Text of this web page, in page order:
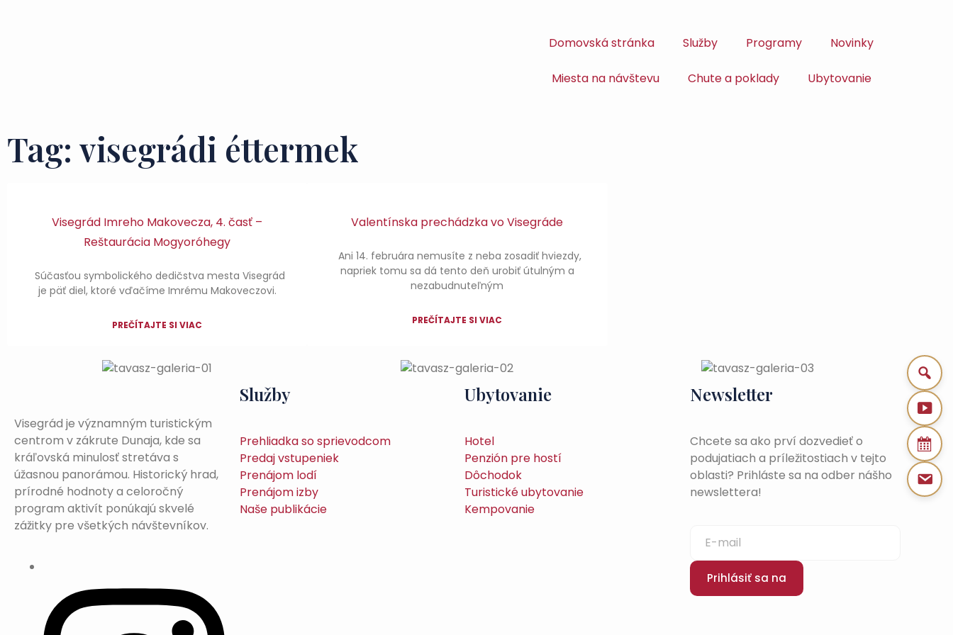
Domovská stránka Služby Programy Novinky
Miesta na návštevu Chute a poklady Ubytovanie
Tag: visegrádi éttermek
Visegrád Imreho Makovecza, 4. časť –
Reštaurácia Mogyoróhegy
Súčasťou symbolického dedičstva mesta Visegrád
je päť diel, ktoré vďačíme Imrému Makoveczovi.
PREČÍTAJTE SI VIAC
Valentínska prechádzka vo Visegráde
Ani 14. februára nemusíte z neba zosadiť hviezdy,
napriek tomu sa dá tento deň urobiť útulným a
nezabudnuteľným
PREČÍTAJTE SI VIAC
Visegrád je významným turistickým
centrom v zákrute Dunaja, kde sa
kráľovská minulosť stretáva s
úžasnou panorámou. Historický hrad,
prírodné hodnoty a celoročný
program aktivít ponúkajú skvelé
zážitky pre všetkých návštevníkov.
Služby
Prehliadka so sprievodcom
Predaj vstupeniek
Prenájom lodí
Prenájom izby
Naše publikácie
Ubytovanie
Hotel
Penzión pre hostí
Dôchodok
Turistické ubytovanie
Kempovanie
Newsletter
Chcete sa ako prví dozvedieť o
podujatiach a príležitostiach v tejto
oblasti? Prihláste sa na odber nášho
newslettera!
Prihlásiť sa na